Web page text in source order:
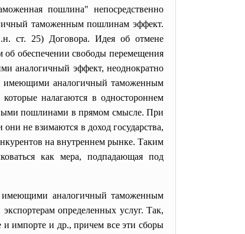
пошлина" непосредственно
таможенным пошлинам эффект.
ст. 25) Договора. Идея об отмене
об обеспечении свободы перемещения
аналогичный эффект, неоднократно
имеющими аналогичный таможенным
налагаются в одностороннем
пошлинами в прямом смысле. При
не взимаются в доход государства,
на внутреннем рынке. Таким
как мера, подпадающая под
имеющими аналогичный таможенным
определенных услуг. Так,
и импорте и др., причем все эти сборы